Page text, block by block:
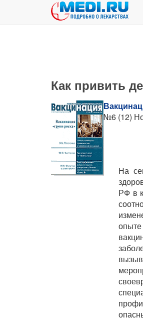
Как привить
№6 (12)
На
РФ в